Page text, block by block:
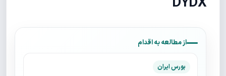
از مطالعه به اقدام
بورس ایران